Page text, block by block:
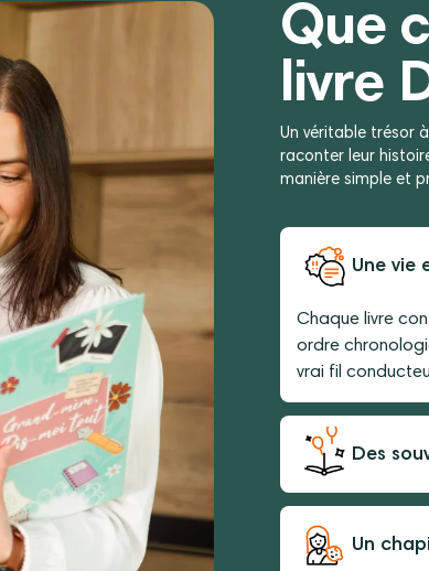
Que
livre
Un véritable trésor
raconter leur
manière simple et
Une vie
Chaque livre
ordre
vrai fil
Des
Un